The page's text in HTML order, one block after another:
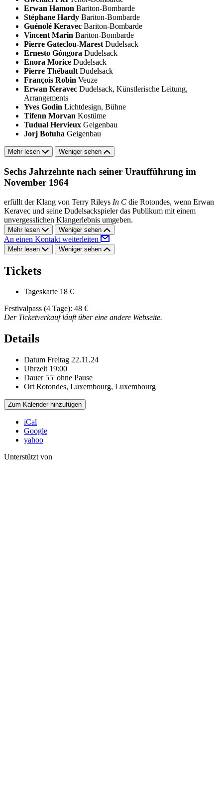
Erwan Hamon Bariton-Bombarde
Stéphane Hardy Bariton-Bombarde
Guénolé Keravec Bariton-Bombarde
Vincent Marin Bariton-Bombarde
Pierre Gateclou-Marest Dudelsack
Ernesto Góngora Dudelsack
Enora Morice Dudelsack
Pierre Thébault Dudelsack
François Robin Veuze
Erwan Keravec Dudelsack, Künstlerische Leitung,
Arrangements
Yves Godin Lichtdesign, Bühne
Tifenn Morvan Kostüme
Tudual Hervieux Geigenbau
Jorj Botuha Geigenbau
Mehr lesen Weniger sehen
Sechs Jahrzehnte nach seiner Uraufführung im
November 1964
erfüllt der Klang von Terry Rileys In C die Rotondes, wenn Erwan
Keravec und seine Dudelsackspieler das Publikum mit einem
unvergesslichen Klangerlebnis umgeben.
Mehr lesen Weniger sehen
An einen Kontakt weiterleiten
Mehr lesen Weniger sehen
Tickets
Tageskarte 18 €
Festivalpass (4 Tage): 48 €
Der Ticketverkauf läuft über eine andere Webseite.
Details
Datum Freitag 22.11.24
Uhrzeit 19:00
Dauer 55' ohne Pause
Ort Rotondes, Luxembourg, Luxembourg
Zum Kalender hinzufügen
iCal
Google
yahoo
Unterstützt von